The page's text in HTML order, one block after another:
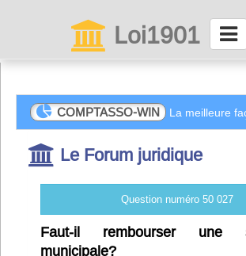
Loi1901
Connexion
Abonnez-vous à LettrAsso
Menu général
ServiceAsso
COMPTASSO-WIN La meilleure
Le Forum juridique
Question numéro 50 027
Faut-il rembourser une
municipale?